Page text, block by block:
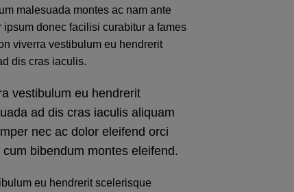
malesuada montes ac nam ante
donec facilisi curabitur a fames
viverra vestibulum eu hendrerit
dis cras iaculis.
vestibulum eu hendrerit
ad dis cras iaculis aliquam
nec ac dolor eleifend orci
bibendum montes eleifend.
eu hendrerit scelerisque